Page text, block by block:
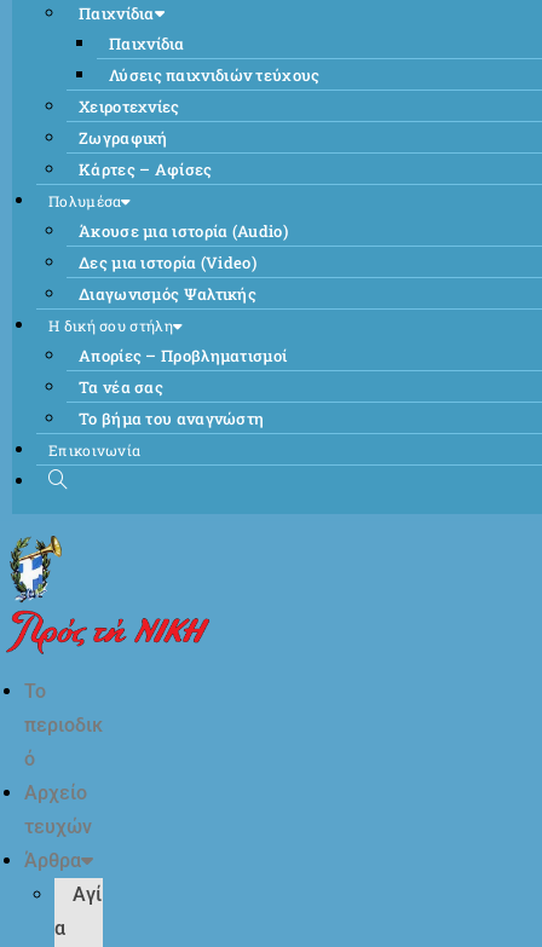
Παιχνίδια
Παιχνίδια
Λύσεις παιχνιδιών τεύχους
Χειροτεχνίες
Ζωγραφική
Κάρτες – Αφίσες
Πολυμέσα
Άκουσε μια ιστορία (Audio)
Δες μια ιστορία (Video)
Διαγωνισμός Ψαλτικής
Η δική σου στήλη
Απορίες – Προβληματισμοί
Τα νέα σας
Το βήμα του αναγνώστη
Επικοινωνία
Το
περιοδικ
ό
Αρχείο
τευχών
Άρθρα
Αγί
α